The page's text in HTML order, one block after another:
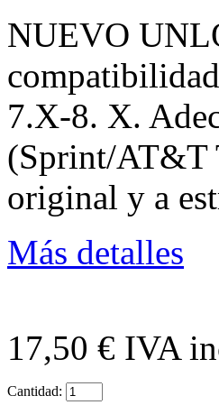
Nintendo Switch...
Sale 2913
Nuevo...
Sale 2375
NUEVO
7.X-8. X.
(Sprint/AT&T
original y a
Más detalles
17,50 € IVA
Cantidad: